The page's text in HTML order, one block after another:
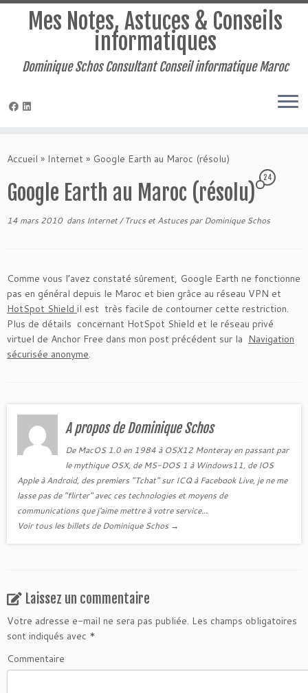
au
Mes Notes, Astuces & Conseils
informatiques
Dominique Schos Consultant Conseil informatique Maroc
Accueil » Internet » Google Earth au Maroc (résolu)
Google Earth au Maroc (résolu)
24
14 mars 2010dans Internet/Trucs et Astuces parDominique Schos
Comme vous l’avez constaté sûrement, Google Earth ne fonctionne
pas en général depuis le Maroc et bien grâce au réseau VPN et
HotSpot Shield il est très facile de contourner cette restriction.
Plus de détails concernant HotSpot Shield et le réseau privé
virtuel de Anchor Free dans mon post précédent sur la Navigation
sécurisée anonyme.
A propos de Dominique Schos
De MacOS 1.0 en 1984 à OSX12 Monteray en passant par
le mythique OSX, de MS-DOS 1 à Windows11, de IOS
Apple à Android, des premiers "Tchat" sur ICQ à Facebook Live, je ne me
lasse pas de "flirter" avec ces technologies et moyens de
communications que j'aime mettre à votre service...
Voir tous les billets de Dominique Schos →
Laissez un commentaire
Votre adresse e-mail ne sera pas publiée. Les champs obligatoires
sont indiqués avec *
Commentaire